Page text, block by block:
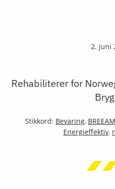
2. juni
Rehabiliterer for
Stikkord: Bevaring,
Energieffektiv,